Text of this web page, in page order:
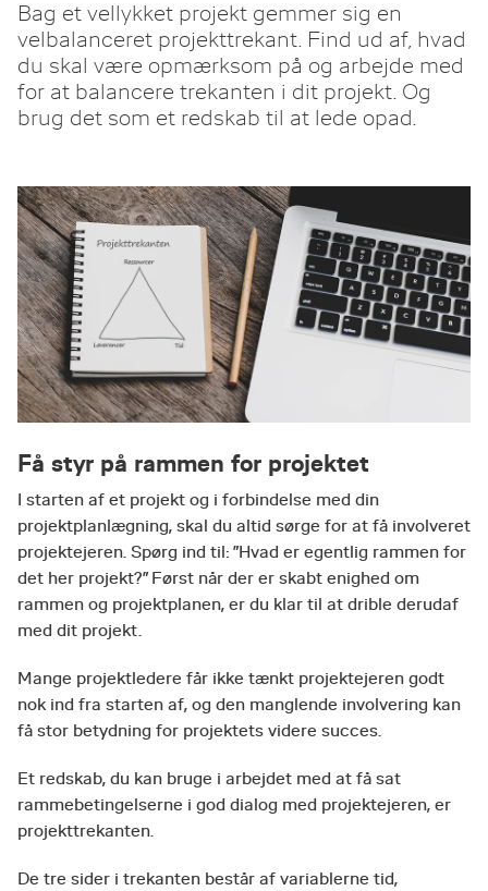
Bag et vellykket projekt gemmer sig en
velbalanceret projekttrekant. Find ud af, hvad
du skal være opmærksom på og arbejde med
for at balancere trekanten i dit projekt. Og
brug det som et redskab til at lede opad.
Få styr på rammen for projektet
I starten af et projekt og i forbindelse med din
projektplanlægning, skal du altid sørge for at få involveret
projektejeren. Spørg ind til: ”Hvad er egentlig rammen for
det her projekt?” Først når der er skabt enighed om
rammen og projektplanen, er du klar til at drible derudaf
med dit projekt.
Mange projektledere får ikke tænkt projektejeren godt
nok ind fra starten af, og den manglende involvering kan
få stor betydning for projektets videre succes.
Et redskab, du kan bruge i arbejdet med at få sat
rammebetingelserne i god dialog med projektejeren, er
projekttrekanten.
De tre sider i trekanten består af variablerne tid,